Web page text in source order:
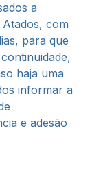
a
com
para que
haja uma
informar a
e adesão